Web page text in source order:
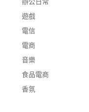
遊戲
電信
電商
音樂
食品電商
香氛